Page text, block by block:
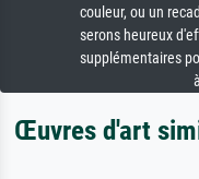
couleur, ou un
serons heureux
supplémentaires
Œuvres d'art